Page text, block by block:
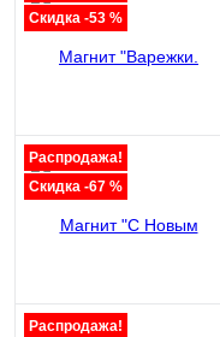
Скидка -53 %
Распродажа!
Скидка -67 %
Распродажа!